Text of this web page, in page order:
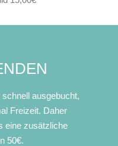
ausgebucht,
Freizeit. Daher
eine zusätzliche
50€.